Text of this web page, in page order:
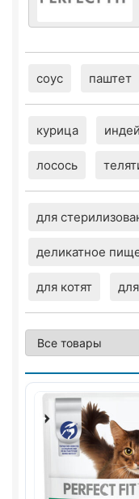
соус паштет
курица
лосось
для
деликатное
для котят